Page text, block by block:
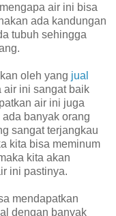
air ini bisa
ada kandungan
tubuh sehingga
oleh yang jual
air ini sangat baik
air ini juga
banyak orang
sangat terjangkau
kita bisa meminum
kita akan
ini pastinya.
mendapatkan
dengan banyak